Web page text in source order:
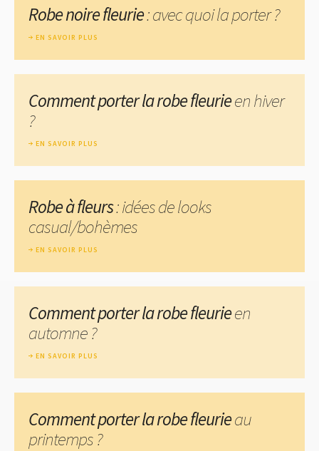
Robe noire fleurie: avec quoi la porter ?
EN SAVOIR PLUS
Comment porter la robe fleurieen hiver
?
EN SAVOIR PLUS
Robe à fleurs: idées de looks
casual/bohèmes
EN SAVOIR PLUS
Comment porter la robe fleurieen
automne ?
EN SAVOIR PLUS
Comment porter la robe fleurieau
printemps ?